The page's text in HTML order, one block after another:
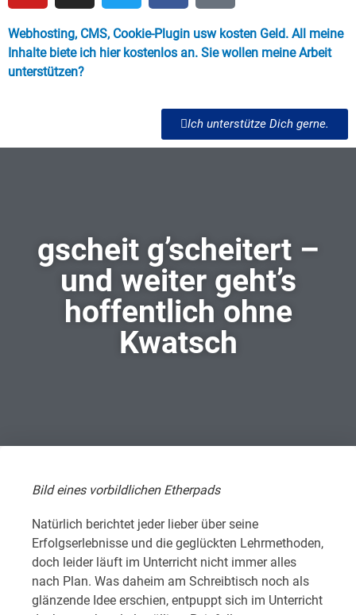
Webhosting, CMS, Cookie-Plugin usw kosten Geld. All meine
Inhalte biete ich hier kostenlos an. Sie wollen meine Arbeit
unterstützen?
Ich unterstütze Dich gerne.
gscheit g’scheitert –
und weiter geht’s
hoffentlich ohne
Kwatsch
Bild eines vorbildlichen Etherpads
Natürlich berichtet jeder lieber über seine
Erfolgserlebnisse und die geglückten Lehrmethoden,
doch leider läuft im Unterricht nicht immer alles
nach Plan. Was daheim am Schreibtisch noch als
glänzende Idee erschien, entpuppt sich im Unterricht